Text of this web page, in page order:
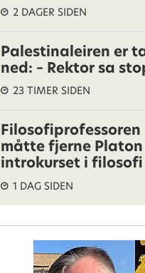
2 DAGER SIDEN
Palestinaleiren er
ned: – Rektor sa
23 TIMER SIDEN
Filosofiprofessoren
måtte fjerne
introkurset i filosofi
1 DAG SIDEN